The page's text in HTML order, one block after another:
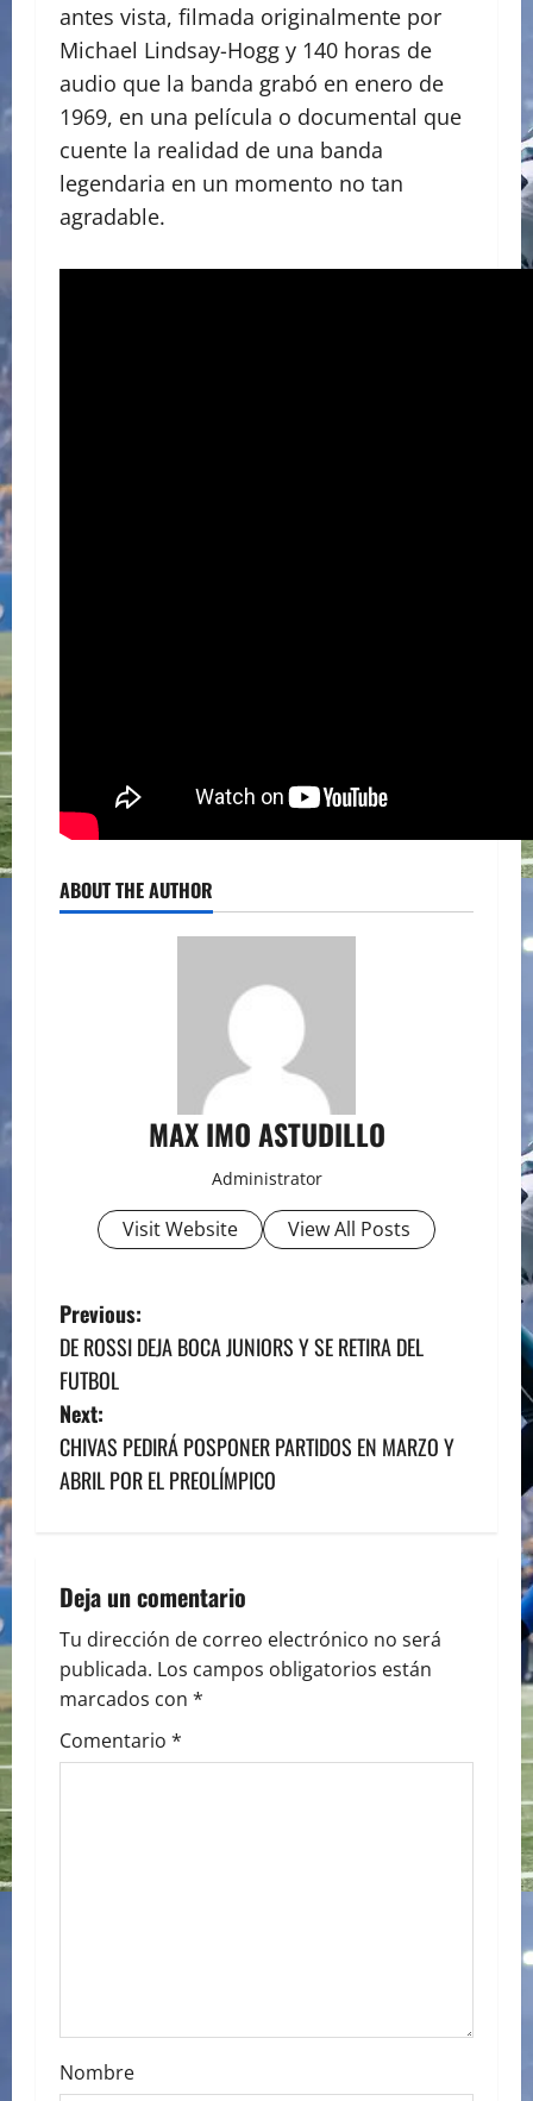
antes vista, filmada originalmente por
Michael Lindsay-Hogg y 140 horas de
audio que la banda grabó en enero de
1969, en una película o documental que
cuente la realidad de una banda
legendaria en un momento no tan
agradable.
ABOUT THE AUTHOR
MAX IMO ASTUDILLO
Administrator
Visit Website View All Posts
P
o
s
t
v
i
g
a
Previous:
DE ROSSI DEJA BOCA JUNIORS Y SE RETIRA DEL
FUTBOL
Next:
CHIVAS PEDIRÁ POSPONER PARTIDOS EN MARZO Y
ABRIL POR EL PREOLÍMPICO
Deja un comentario
Tu dirección de correo electrónico no será
publicada. Los campos obligatorios están
marcados con *
Comentario *
Nombre